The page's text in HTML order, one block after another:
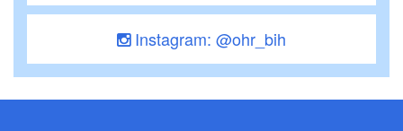
Instagram: @ohr_bih